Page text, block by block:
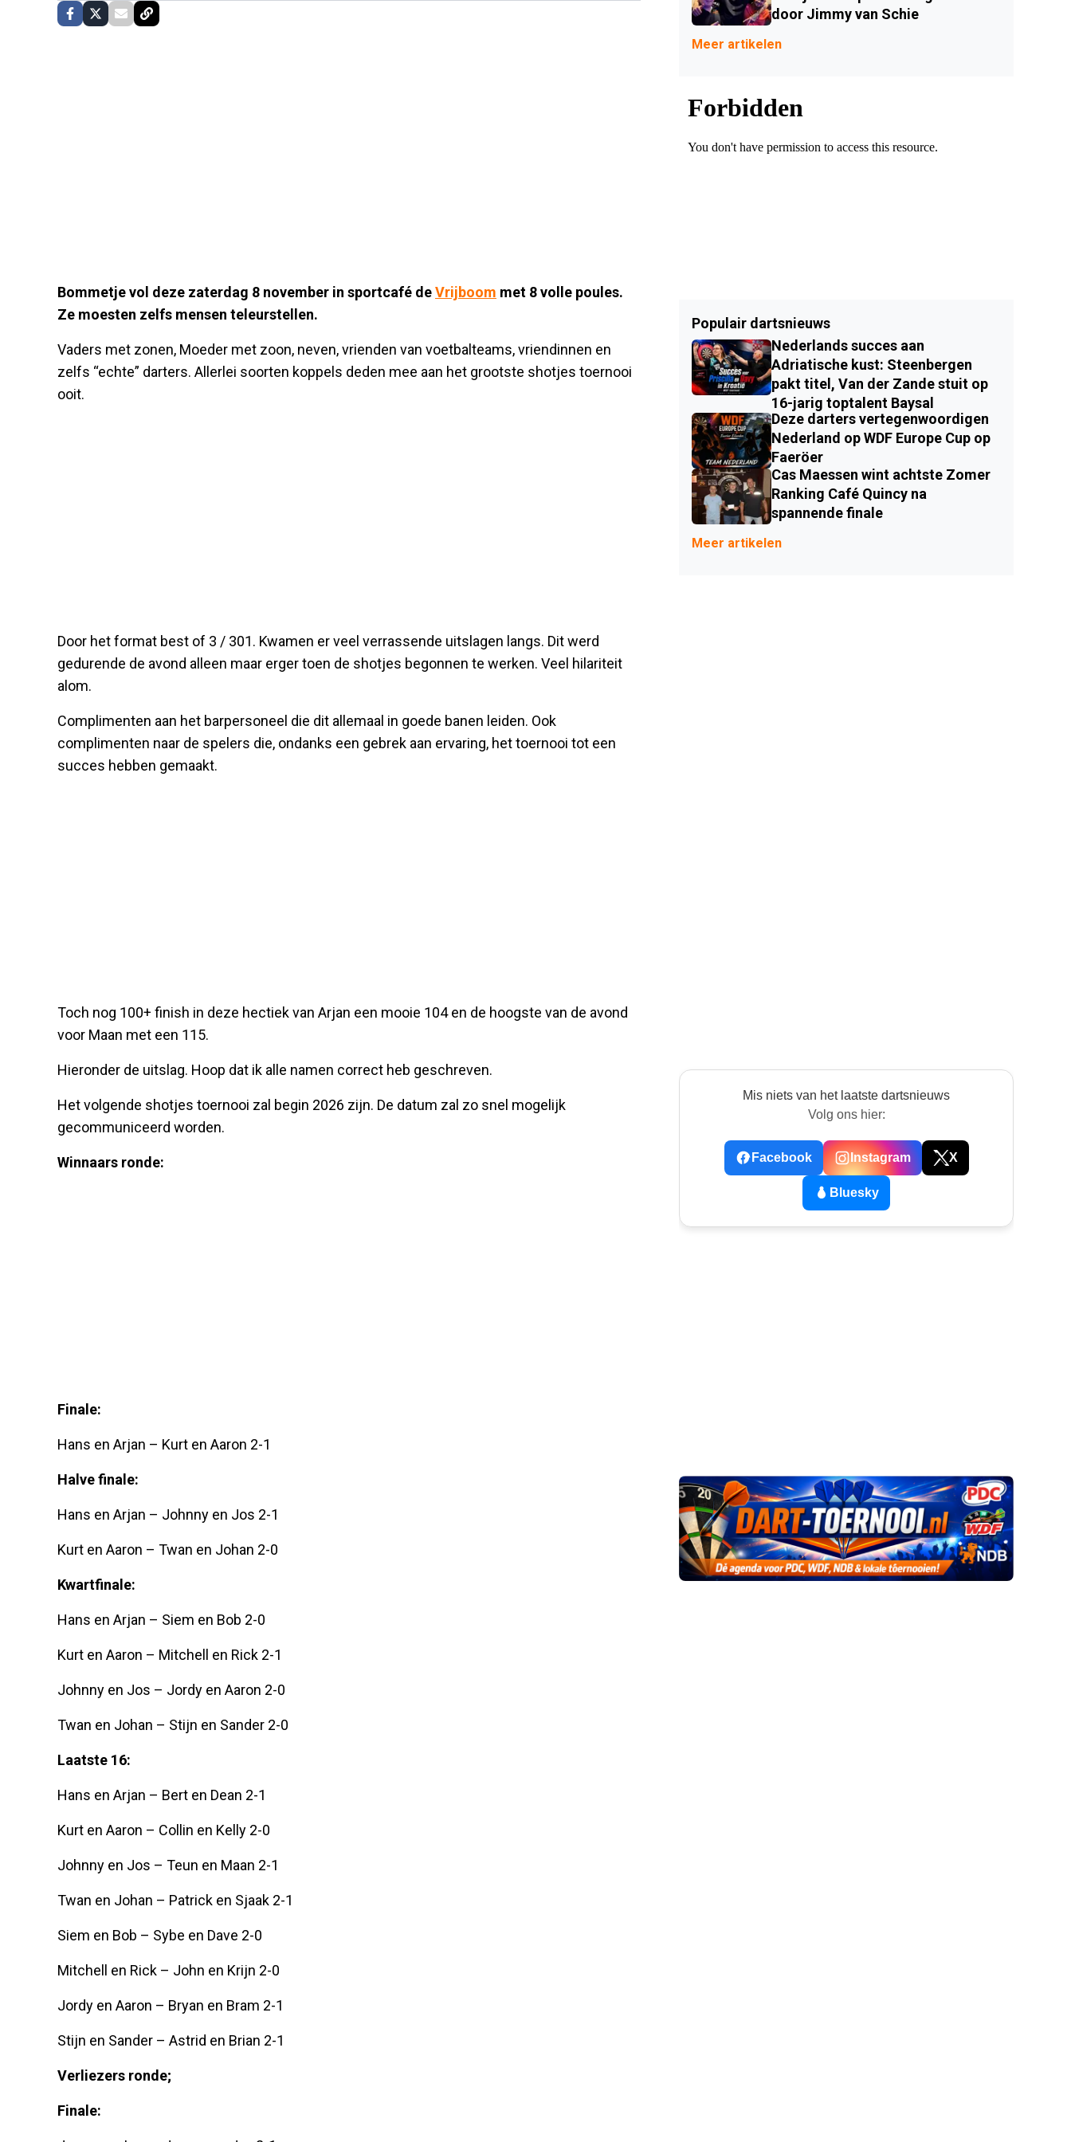
Bommetje vol deze zaterdag 8 november in sportcafé deVrijboom met 8 volle poules.
Ze moesten zelfs mensen teleurstellen.
Vaders met zonen, Moeder met zoon, neven, vrienden van voetbalteams, vriendinnen en
zelfs “echte” darters. Allerlei soorten koppels deden mee aan het grootste shotjes toernooi
ooit.
Door het format best of 3 / 301. Kwamen er veel verrassende uitslagen langs. Dit werd
gedurende de avond alleen maar erger toen de shotjes begonnen te werken. Veel hilariteit
alom.
Complimenten aan het barpersoneel die dit allemaal in goede banen leiden. Ook
complimenten naar de spelers die, ondanks een gebrek aan ervaring, het toernooi tot een
succes hebben gemaakt.
Toch nog 100+ finish in deze hectiek van Arjan een mooie 104 en de hoogste van de avond
voor Maan met een 115.
Hieronder de uitslag. Hoop dat ik alle namen correct heb geschreven.
Het volgende shotjes toernooi zal begin 2026 zijn. De datum zal zo snel mogelijk
gecommuniceerd worden.
Winnaars ronde:
Finale:
Hans en Arjan – Kurt en Aaron 2-1
Halve finale:
Hans en Arjan – Johnny en Jos 2-1
Kurt en Aaron – Twan en Johan 2-0
Kwartfinale:
Hans en Arjan – Siem en Bob 2-0
Kurt en Aaron – Mitchell en Rick 2-1
Johnny en Jos – Jordy en Aaron 2-0
Twan en Johan – Stijn en Sander 2-0
Laatste 16:
Hans en Arjan – Bert en Dean 2-1
Kurt en Aaron – Collin en Kelly 2-0
Johnny en Jos – Teun en Maan 2-1
Twan en Johan – Patrick en Sjaak 2-1
Siem en Bob – Sybe en Dave 2-0
Mitchell en Rick – John en Krijn 2-0
Jordy en Aaron – Bryan en Bram 2-1
Stijn en Sander – Astrid en Brian 2-1
Verliezers ronde;
Finale:
door Jimmy van Schie
Meer artikelen
Populair dartsnieuws
Nederlands succes aan
Adriatische kust: Steenbergen
pakt titel, Van der Zande stuit op
16-jarig toptalent Baysal
Deze darters vertegenwoordigen
Nederland op WDF Europe Cup op
Faeröer
Cas Maessen wint achtste Zomer
Ranking Café Quincy na
spannende finale
Meer artikelen
Mis niets van het laatste dartsnieuws
Volg ons hier:
Facebook Instagram X
Bluesky